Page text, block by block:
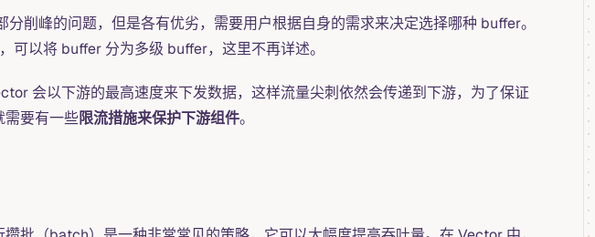
削峰的问题，但是各有优劣，需要用户根据自身的需求来决定选择哪种 buffer。
以将 buffer 分为多级 buffer，这里不再详述。
会以下游的最高速度来下发数据，这样流量尖刺依然会传递到下游，为了保证
需要有一些限流措施来保护下游组件。